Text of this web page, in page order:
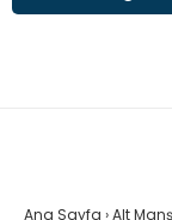
Ana Sayfa ›Alt